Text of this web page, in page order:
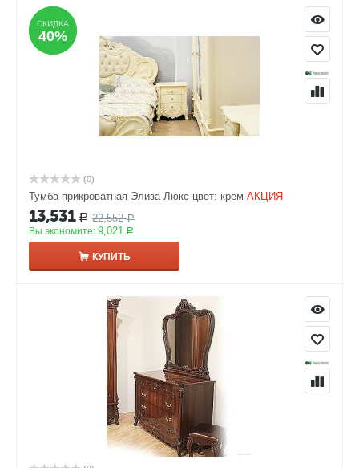
СКИДКА
40%
СКИДКА
40%
(0)
Тумба прикроватная Элиза Люкс цвет: крем АКЦИЯ
13,531 Р 22,552 Р
Вы экономите: 9,021 Р
КУПИТЬ